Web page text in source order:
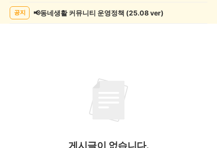
목
공지 📢동네생활 커뮤니티 운영정책 (25.08 ver)
게시글이 없습니다.